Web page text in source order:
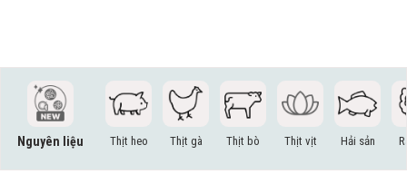
Nguyên liệu Thịt heo Thịt gà Thịt bò Thịt vịt Hải sản